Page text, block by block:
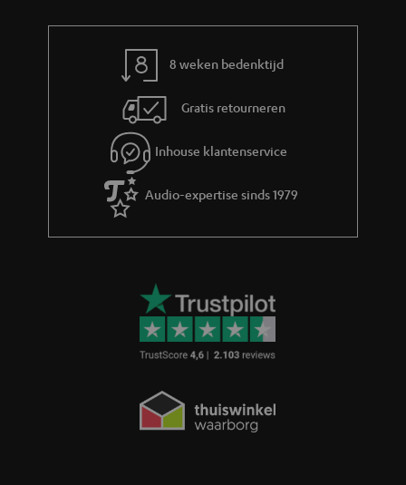
8 weken bedenktijd
Gratis retourneren
Inhouse klantenservice
Audio-expertise sinds 1979